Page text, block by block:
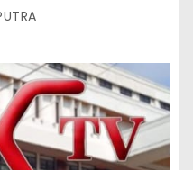
Listrik, Kepala
Media